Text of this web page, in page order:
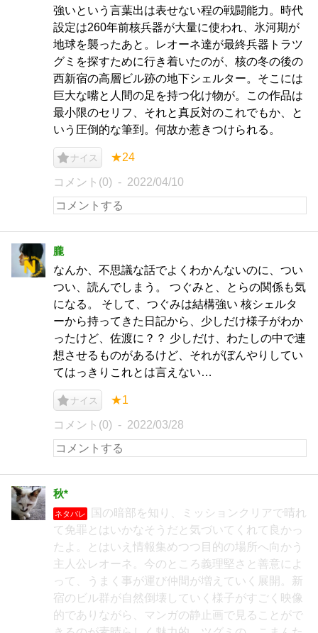
強いという言葉出は表せない程の戦闘能力。時代
設定は260年前核兵器が大量に使われ、氷河期が
地球を襲ったあと。レオーネ達が最終兵器トラツ
グミを探すために行き着いたのが、核の冬の後の
西新宿の高層ビル跡の地下シェルター。そこには
巨大な嘴と人間の足を持つ化け物が。この作品は
最小限のセリフ、それと真反対のこれでもか、と
いう圧倒的な筆到。何故か惹きつけられる。
ナイス ★24
コメント(0) 2022/04/10
朧
なんか、不思議な話でよくわかんないのに、つい
つい、読んでしまう。 つぐみと、とらの関係も気
になる。 そして、つぐみは結構強い 核シェルタ
ーから持ってきた日記から、少しだけ様子がわか
ったけど、佐渡に？？ 少しだけ、わたしの中で連
想させるものがあるけど、それがぼんやりしてい
てはっきりこれとは言えない…
ナイス ★1
コメント(0) 2022/03/28
秋*
ネタバレ
国の暗部を知り、ミッションクリアで晴れ
て免罪とはいかなそうだと気づいてくれて良かっ
たよ。とはいえ情報集めつつ目的の場所へ向かう
主人公レオーネ。今のところ義理堅さと善意によ
って、うまく事が運び仲間が増えていく展開。新
宿のビル群が自然倒壊していく様子がすごく映像
的でありながら、マンガの静止画で見ることがで